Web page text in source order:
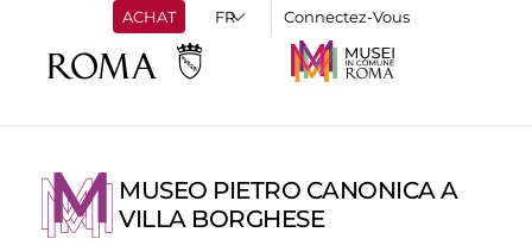
ACHAT Connectez-Vous
MUSEO PIETRO CANONICA A
VILLA BORGHESE